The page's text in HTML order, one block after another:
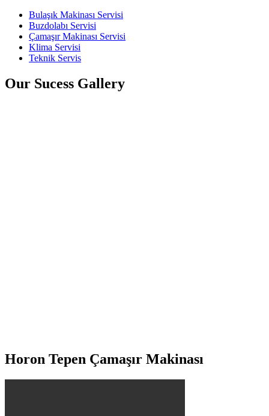
Bulaşık Makinası Servisi
Buzdolabı Servisi
Çamaşır Makinası Servisi
Klima Servisi
Teknik Servis
Our Sucess Gallery
Horon Tepen Çamaşır Makinası